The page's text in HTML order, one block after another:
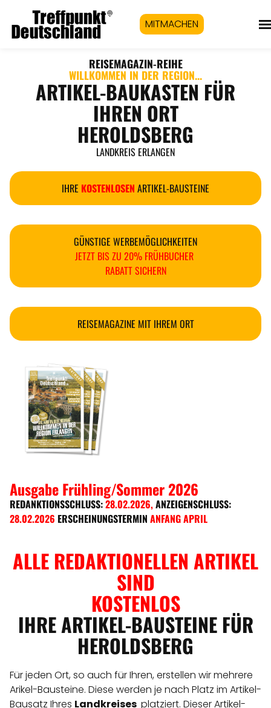
MITMACHEN
REISEMAGAZIN-REIHE
WILLKOMMEN IN DER REGION...
ARTIKEL-BAUKASTEN FÜR
IHREN ORT
HEROLDSBERG
LANDKREIS ERLANGEN
IHRE KOSTENLOSEN ARTIKEL-BAUSTEINE
GÜNSTIGE WERBEMÖGLICHKEITEN
JETZT BIS ZU 20% FRÜHBUCHER
RABATT SICHERN
REISEMAGAZINE MIT IHREM ORT
Ausgabe Frühling/Sommer 2026
REDANKTIONSSCHLUSS:28.02.2026,ANZEIGENSCHLUSS:
28.02.2026 ERSCHEINUNGSTERMIN ANFANG APRIL
ALLE REDAKTIONELLEN ARTIKEL
SIND
KOSTENLOS
IHRE ARTIKEL-BAUSTEINE FÜR
HEROLDSBERG
Für jeden Ort, so auch für Ihren, erstellen wir mehrere
Arikel-Bausteine. Diese werden je nach Platz im Artikel-
Bausatz Ihres Landkreises platziert. Dieser Artikel-